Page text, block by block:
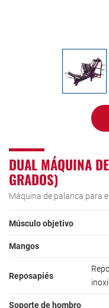
DUAL MÁQUINA
GRADOS)
Máquina de palanca para
Músculo objetivo
Mangos
Reposapiés
Soporte de hombro